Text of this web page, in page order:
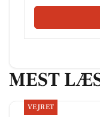
MEST
VEJRET